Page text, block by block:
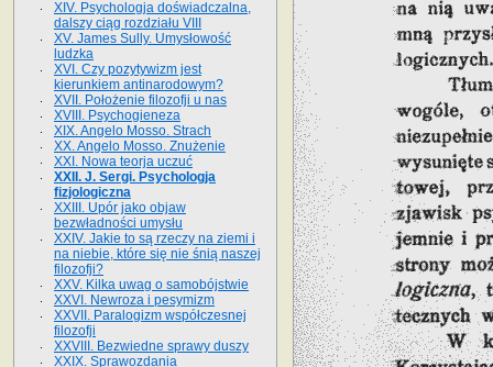
XIV. Psychologja doświadczalna,
dalszy ciąg rozdziału VIII
XV. James Sully. Umysłowość
ludzka
XVI. Czy pozytywizm jest
kierunkiem antinarodowym?
XVII. Położenie filozofji u nas
XVIII. Psychogieneza
XIX. Angelo Mosso. Strach
XX. Angelo Mosso. Znużenie
XXI. Nowa teorja uczuć
XXII. J. Sergi. Psychologja
fizjologiczna
XXIII. Upór jako objaw
bezwładności umysłu
XXIV. Jakie to są rzeczy na ziemi i
na niebie, które się nie śnią naszej
filozofji?
XXV. Kilka uwag o samobójstwie
XXVI. Newroza i pesymizm
XXVII. Paralogizm współczesnej
filozofji
XXVIII. Bezwiedne sprawy duszy
XXIX. Sprawozdania